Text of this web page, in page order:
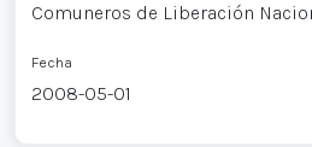
Comuneros de Liberación
Fecha
2008-05-01